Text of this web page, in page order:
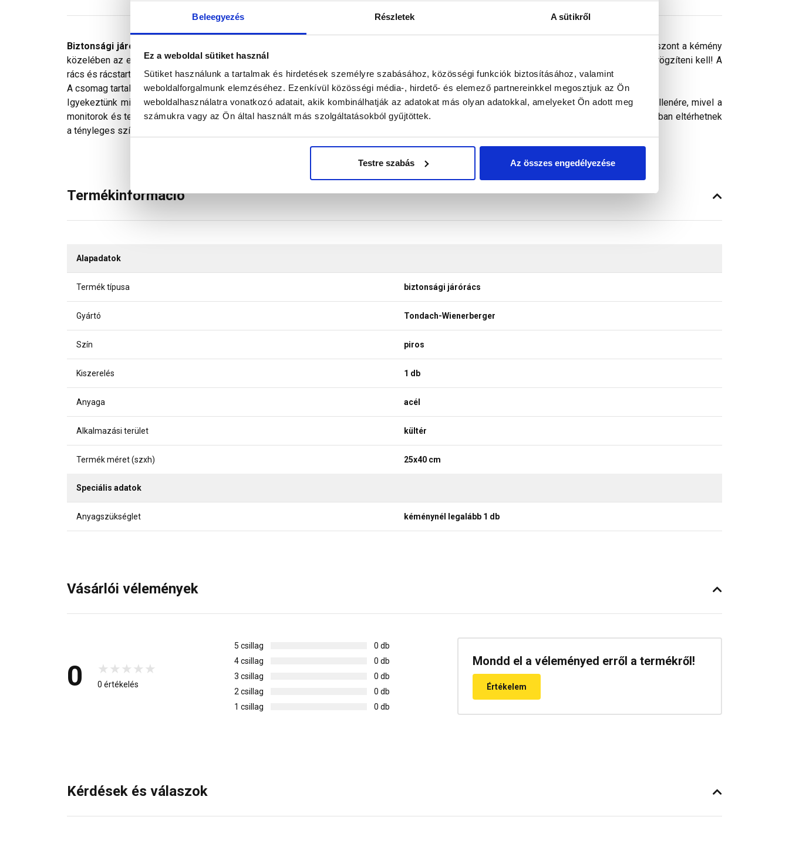
Beleegyezés Részletek A sütikről
Ez a weboldal sütiket használ
Sütiket használunk a tartalmak és hirdetések személyre szabásához, közösségi funkciók biztosításához, valamint
weboldalforgalmunk elemzéséhez. Ezenkívül közösségi média-, hirdető- és elemező partnereinkkel megosztjuk az Ön
weboldalhasználatra vonatkozó adatait, akik kombinálhatják az adatokat más olyan adatokkal, amelyeket Ön adott meg
számukra vagy az Ön által használt más szolgáltatásokból gyűjtöttek.
Testre szabás Az összes engedélyezése
Biztonsági járórács
használatával a tetőn való közlekedés biztonsága megnő. Esztétikai okokból nem kell a tetőn mindenhova elhelyezni, viszont a kémény
közelében az ellenőrzésekhez célszerű beépíteni. A vízszintes járófelület csavarokkal egyszerűen beállítható. A járófelületet a rácstartóhoz rögzíteni kell! A
rács és rácstartó anyaga egyaránt szinterezett acél.
A csomag tartalmaz: 1 db járórácselem, 2 db tartóelem, 2 db biztonsági pánt járórácshoz, 8 db M8 csavar + M8 anya + M8 alátét
Igyekeztünk minden technikailag lehetséges módon biztosítani a termékeink színének a lehető leginkább valósághű megjelenítését. Ennek ellenére, mivel a
monitorok és telefonok kijelzőin megjelenő színek a legtöbb esetben nem tükrözik 100%-ban a valóságot, a képeken látható színek árnyalataikban eltérhetnek
a tényleges színektől.
Termékinformáció
Alapadatok
Termék típusa biztonsági járórács
Gyártó Tondach-Wienerberger
Szín piros
Kiszerelés 1 db
Anyaga acél
Alkalmazási terület kültér
Termék méret (szxh) 25x40 cm
Speciális adatok
Anyagszükséglet kéménynél legalább 1 db
Vásárlói vélemények
0 0 értékelés
5 csillag
0 db
4 csillag
0 db
3 csillag
0 db
2 csillag
0 db
1 csillag
0 db
Mondd el a véleményed erről a termékről!
Értékelem
Kérdések és válaszok